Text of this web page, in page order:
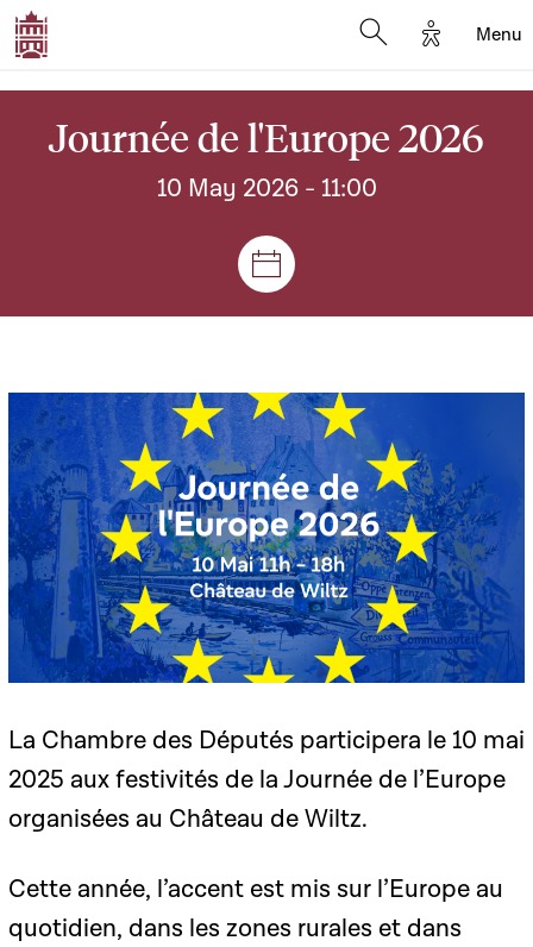
Options
Menu
Journée de l'Europe 2026
10 May 2026- 11:00
Sessions and meetings
La Chambre des Députés participera le 10 mai
2025 aux festivités de la Journée de l’Europe
organisées au Château de Wiltz.
Cette année, l’accent est mis sur l’Europe au
quotidien, dans les zones rurales et dans